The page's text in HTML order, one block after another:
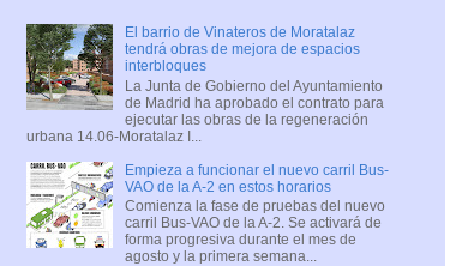
El barrio de Vinateros de Moratalaz
tendrá obras de mejora de espacios
interbloques
La Junta de Gobierno del Ayuntamiento
de Madrid ha aprobado el contrato para
ejecutar las obras de la regeneración
urbana 14.06-Moratalaz I...
Empieza a funcionar el nuevo carril Bus-
VAO de la A-2 en estos horarios
Comienza la fase de pruebas del nuevo
carril Bus-VAO de la A-2. Se activará de
forma progresiva durante el mes de
agosto y la primera semana...